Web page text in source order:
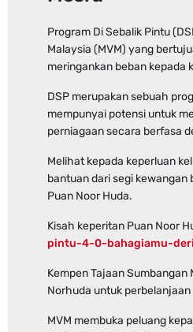
Program Di Sebalik Pintu
Malaysia (MVM) yang
meringankan beban kepada
DSP merupakan sebuah
mempunyai potensi untuk
perniagaan secara berfasa
Melihat kepada keperluan
bantuan dari segi kewangan
Puan Noor Huda.
Kisah keperitan Puan Noor
pintu-4-0-bahagiamu-
Kempen Tajaan
Norhuda untuk
MVM membuka peluang